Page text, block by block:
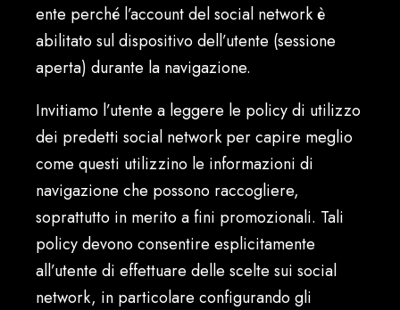
ente perché l’account del social network è
abilitato sul dispositivo dell’utente (sessione
aperta) durante la navigazione.
Invitiamo l’utente a leggere le policy di utilizzo
dei predetti social network per capire meglio
come questi utilizzino le informazioni di
navigazione che possono raccogliere,
soprattutto in merito a fini promozionali. Tali
policy devono consentire esplicitamente
all’utente di effettuare delle scelte sui social
network, in particolare configurando gli